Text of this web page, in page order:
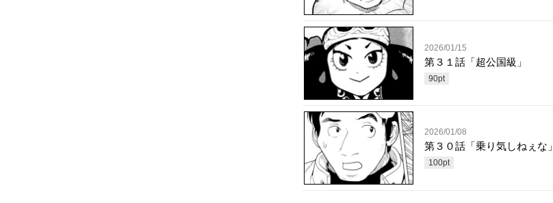
2026/01/15
第３１話「超公国級」
90pt
2026/01/08
第３０話「乗り気しねぇな」
100pt